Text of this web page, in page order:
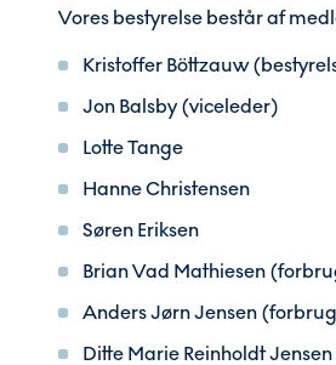
Vores bestyrelse består af
Kristoffer Böttzauw
Jon Balsby (viceleder)
Lotte Tange
Hanne Christensen
Søren Eriksen
Brian Vad Mathiesen
Anders Jørn Jensen
Ditte Marie Reinholdt